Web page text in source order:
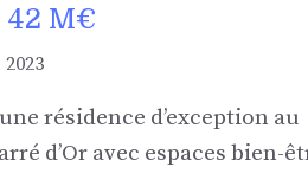
42 M€
résidence d’exception au
d’Or avec espaces bien-